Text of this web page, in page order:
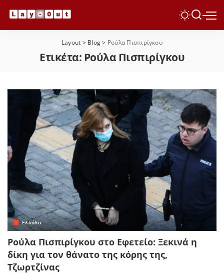
Layout > Blog> Ρούλα Πισπιρίγκου
Ετικέτα: Ρούλα Πισπιρίγκου
Ελλάδα
Ρούλα Πισπιρίγκου στο Εφετείο: Ξεκινά η
δίκη για τον θάνατο της κόρης της,
Τζωρτζίνας